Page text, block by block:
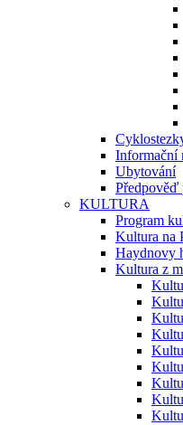
Informační
Ubytování
Předpověď
KULTURA
Program
Kultura na
Haydnovy
Kultura z